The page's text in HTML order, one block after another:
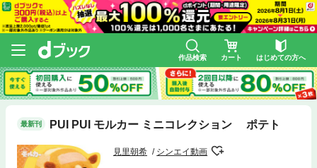
作品検索 カート はじめての方へ
最新刊 PUI PUI モルカー ミニコレクション ポテト
見里朝希 シンエイ動画